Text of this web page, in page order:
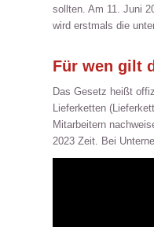
sollten. Am 11. Juni
wird erstmals die
Für wen gilt
Das Gesetz heißt
Lieferketten
Mitarbeitern
2023 Zeit. Bei